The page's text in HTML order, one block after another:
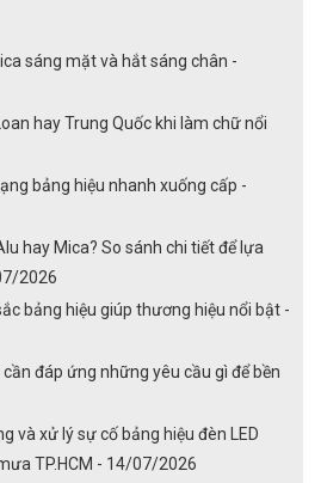
sáng mặt và hắt sáng chân -
hay Trung Quốc khi làm chữ nổi
bảng hiệu nhanh xuống cấp -
hay Mica? So sánh chi tiết để lựa
2026
bảng hiệu giúp thương hiệu nổi bật -
đáp ứng những yêu cầu gì để bền
và xử lý sự cố bảng hiệu đèn LED
TP.HCM - 14/07/2026